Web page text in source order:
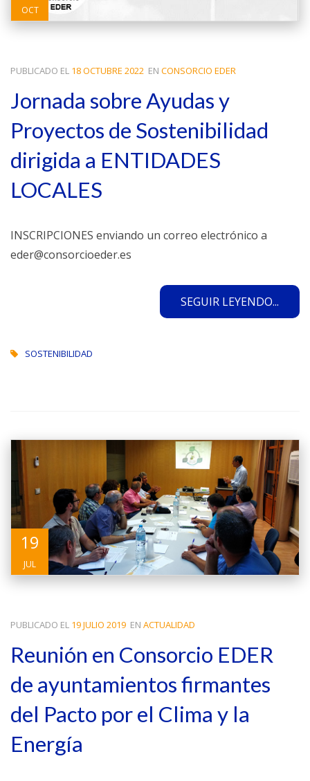
OCT
PUBLICADO EL 18 OCTUBRE 2022 EN CONSORCIO EDER
Jornada sobre Ayudas y
Proyectos de Sostenibilidad
dirigida a ENTIDADES
LOCALES
INSCRIPCIONES enviando un correo electrónico a
eder@consorcioeder.es
SEGUIR LEYENDO...
SOSTENIBILIDAD
19
JUL
PUBLICADO EL 19 JULIO 2019 EN ACTUALIDAD
Reunión en Consorcio EDER
de ayuntamientos firmantes
del Pacto por el Clima y la
Energía